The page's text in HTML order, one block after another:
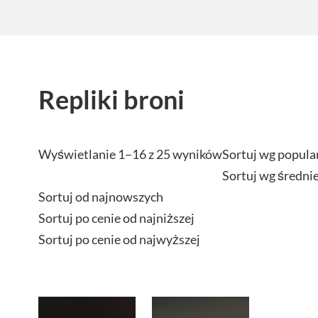
Repliki broni
Wyświetlanie 1–16 z 25 wynikówSortuj wg
Sortuj wg
Sortuj od najnowszych
Sortuj po cenie od najniższej
Sortuj po cenie od najwyższej